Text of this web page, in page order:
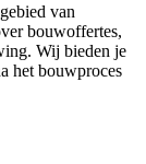
van
bouwoffertes,
Wij bieden je
het bouwproces